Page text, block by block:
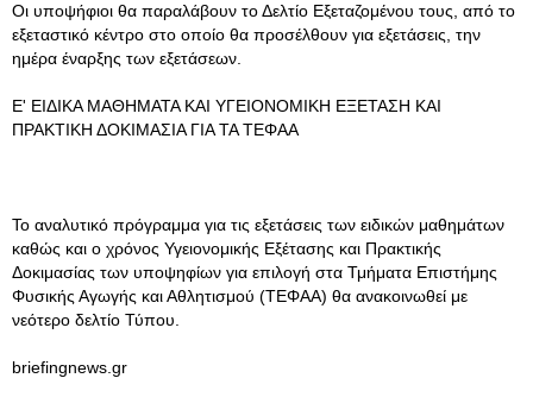
Οι υποψήφιοι θα παραλάβουν το Δελτίο Εξεταζομένου τους, από το
εξεταστικό κέντρο στο οποίο θα προσέλθουν για εξετάσεις, την
ημέρα έναρξης των εξετάσεων.
Ε' ΕΙΔΙΚΑ ΜΑΘΗΜΑΤΑ ΚΑΙ ΥΓΕΙΟΝΟΜΙΚΗ ΕΞΕΤΑΣΗ ΚΑΙ
ΠΡΑΚΤΙΚΗ ΔΟΚΙΜΑΣΙΑ ΓΙΑ ΤΑ ΤΕΦΑΑ
Το αναλυτικό πρόγραμμα για τις εξετάσεις των ειδικών μαθημάτων
καθώς και ο χρόνος Υγειονομικής Εξέτασης και Πρακτικής
Δοκιμασίας των υποψηφίων για επιλογή στα Τμήματα Επιστήμης
Φυσικής Αγωγής και Αθλητισμού (ΤΕΦΑΑ) θα ανακοινωθεί με
νεότερο δελτίο Τύπου.
briefingnews.gr